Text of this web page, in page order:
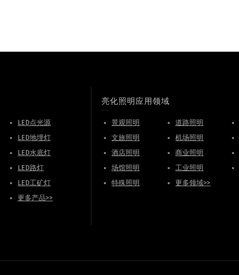
LED点光源
LED地埋灯
LED水底灯
LED路灯
LED工矿灯
更多产品>>
亮化照明应用领域
景观照明 道路照明
文旅照明
机场照明
酒店照明
商业照明
场馆照明
工业照明
特殊照明
更多领域>>